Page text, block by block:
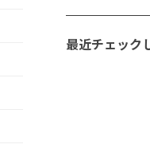
最近チェック